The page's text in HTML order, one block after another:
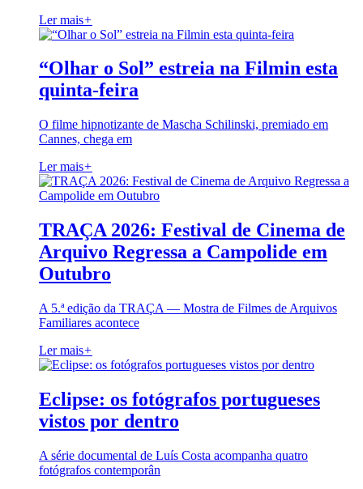
Ler mais+
“Olhar o Sol” estreia na Filmin esta
quinta-feira
O filme hipnotizante de Mascha Schilinski, premiado em
Cannes, chega em
Ler mais+
TRAÇA 2026: Festival de Cinema de
Arquivo Regressa a Campolide em
Outubro
A 5.ª edição da TRAÇA — Mostra de Filmes de Arquivos
Familiares acontece
Ler mais+
Eclipse: os fotógrafos portugueses
vistos por dentro
A série documental de Luís Costa acompanha quatro
fotógrafos contemporân